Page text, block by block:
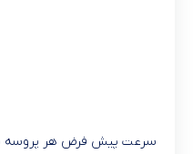
سرعت پیش فرض هر پروسه